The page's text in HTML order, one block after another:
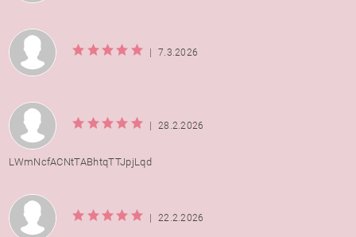
| 7.3.2026
| 28.2.2026
LWmNcfACNtTABhtqTTJpjLqd
| 22.2.2026